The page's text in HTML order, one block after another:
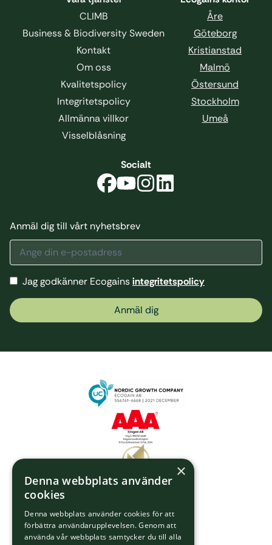
CLIMB
Business & Biodiversity Sweden
Kontakt
Om oss
Kvalitetspolicy
Integritetspolicy
Allmänna villkor
Visselblåsning
Åre
Göteborg
Kristianstad
Malmö
Östersund
Stockholm
Umeå
Socialt
Anmäl dig till vårt nyhetsbrev
Jag godkänner Ecogainsintegritetspolicy
Anmäl dig
×
Denna webbplats använder
cookies
Denna webbplats använder cookies för att
förbättra användarupplevelsen. Genom att
använda vår webbplats samtycker du till alla